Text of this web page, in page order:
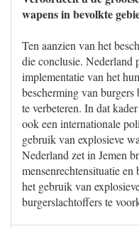
wapens in bevolkte
Ten aanzien van het
die conclusie. Nederland
implementatie van het
bescherming van
te verbeteren. In dat
ook een internationale
gebruik van explosieve
Nederland zet in Jemen
mensenrechtensituatie
het gebruik van
burgerslachtoffers te